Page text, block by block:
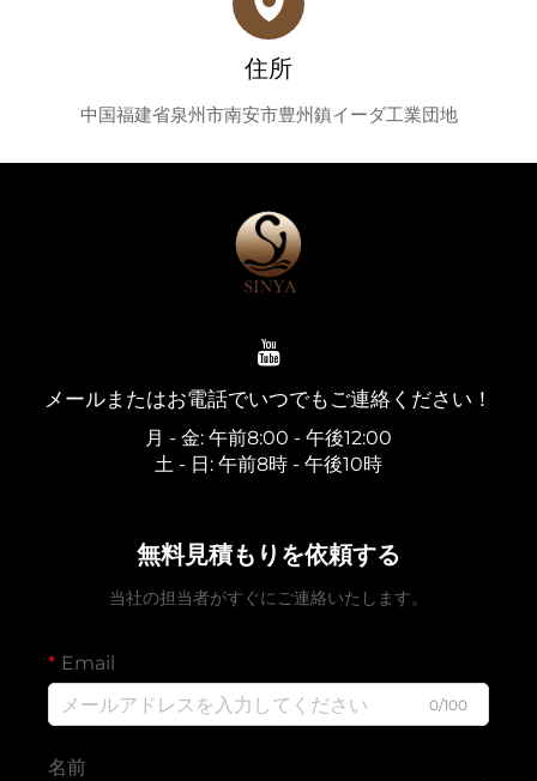
住所
中国福建省泉州市南安市豊州鎮イーダ工業団地
メールまたはお電話でいつでもご連絡ください！
月 - 金: 午前8:00 - 午後12:00
土 - 日: 午前8時 - 午後10時
無料見積もりを依頼する
当社の担当者がすぐにご連絡いたします。
Email
0/100
名前